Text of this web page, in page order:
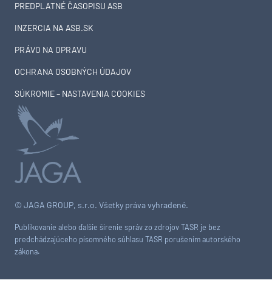
© JAGA GROUP, s.r.o. Všetky práva vyhradené.
Publikovanie alebo ďalšie šírenie správ zo zdrojov TASR je bez
predchádzajúceho písomného súhlasu TASR porušením autorského
zákona.
PREDPLATNÉ ČASOPISU ASB
INZERCIA NA ASB.SK
PRÁVO NA OPRAVU
OCHRANA OSOBNÝCH ÚDAJOV
SÚKROMIE – NASTAVENIA COOKIES